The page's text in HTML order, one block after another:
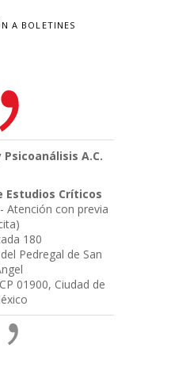
A BOLETINES
A.C.
Estudios Críticos
Atención con previa
180
Pedregal de San
01900, Ciudad de